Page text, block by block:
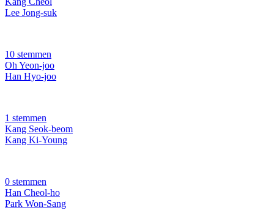
Lee Jong-suk
10 stemmen
Oh Yeon-joo
Han Hyo-joo
1 stemmen
Kang Seok-beom
Kang Ki-Young
0 stemmen
Han Cheol-ho
Park Won-Sang